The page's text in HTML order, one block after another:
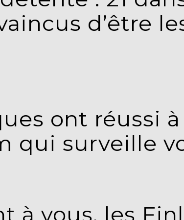
d’être
ont réussi
qui surveille
à vous, les